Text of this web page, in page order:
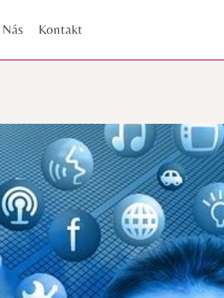
Kontakt